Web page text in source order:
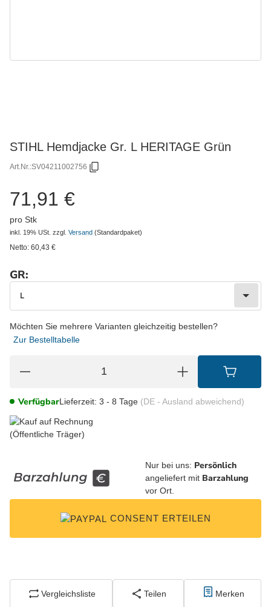
STIHL Hemdjacke Gr. L HERITAGE Grün
Art.Nr.:SV04211002756
71,91 €
pro Stk
inkl. 19% USt. zzgl. Versand (Standardpaket)
Netto: 60,43 €
GR:
L
Möchten Sie mehrere Varianten gleichzeitig bestellen?
Zur Bestelltabelle
VerfügbarLieferzeit: 3 - 8 Tage (DE - Ausland abweichend)
Nur bei uns: Persönlich
angeliefert mit Barzahlung
vor Ort.
CONSENT ERTEILEN
Vergleichsliste Teilen Merken